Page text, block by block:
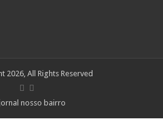
2026, All Rights Reserved
nosso bairro